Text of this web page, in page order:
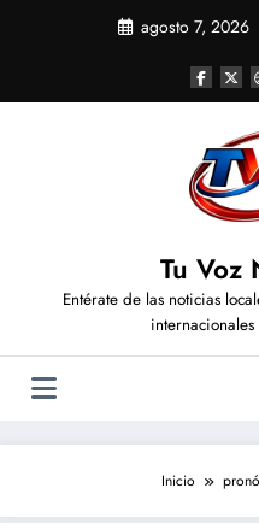
agosto 7, 2026
Tu Voz
Entérate de las noticias
Inicio